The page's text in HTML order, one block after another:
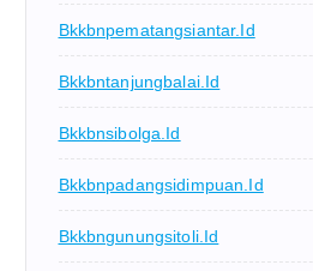
Bkkbnpematangsiantar.id
Bkkbntanjungbalai.id
Bkkbnsibolga.id
Bkkbnpadangsidimpuan.id
Bkkbngunungsitoli.id